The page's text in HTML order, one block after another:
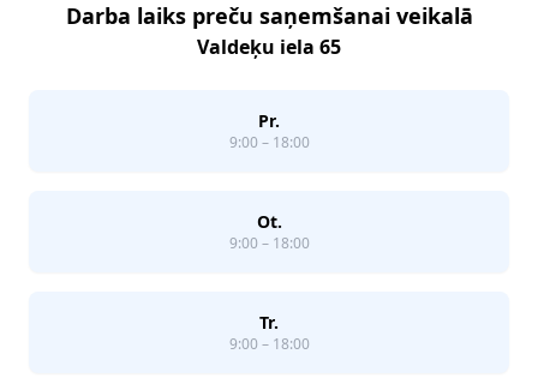
Darba laiks preču saņemšanai veikalā
Valdeķu iela 65
Pr.
9:00 – 18:00
Ot.
9:00 – 18:00
Tr.
9:00 – 18:00